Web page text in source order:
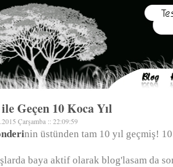
Geçen 10 Koca Yıl
Çarşamba :: 22:09:59
nin üstünden tam 10 yıl geçmiş!
baya aktif olarak blog'lasam da